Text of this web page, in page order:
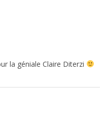
la géniale Claire Diterzi